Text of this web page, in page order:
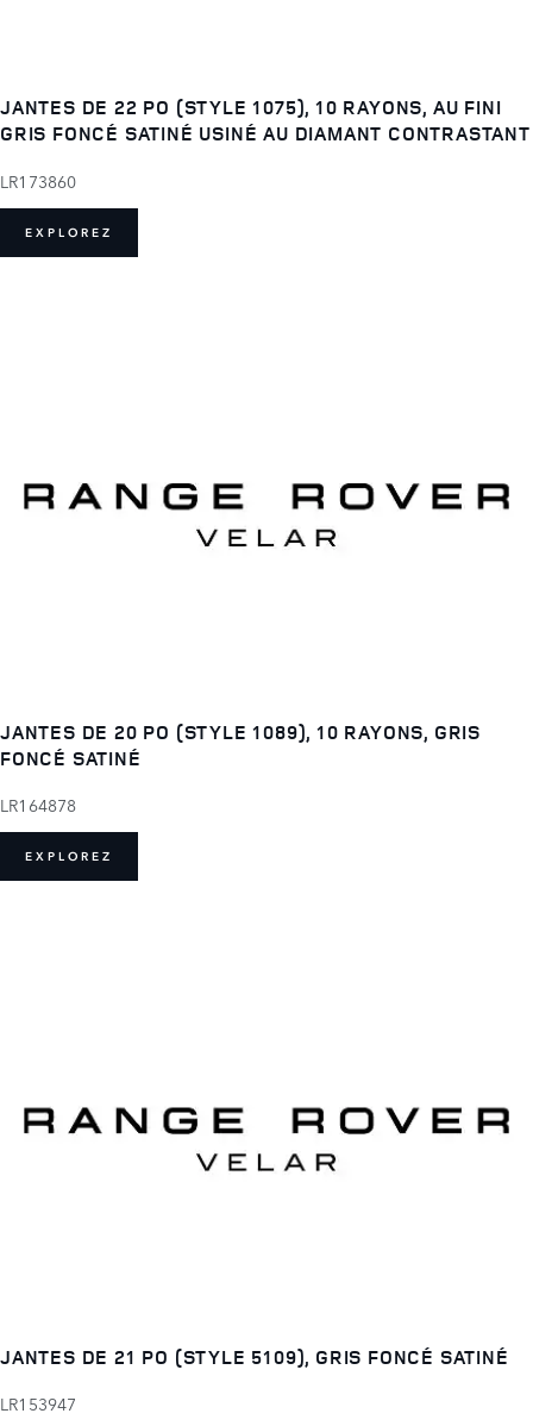
JANTES DE 22 PO (STYLE 1075), 10 RAYONS, AU FINI
GRIS FONCÉ SATINÉ USINÉ AU DIAMANT CONTRASTANT
LR173860
EXPLOREZ
JANTES DE 20 PO (STYLE 1089), 10 RAYONS, GRIS
FONCÉ SATINÉ
LR164878
EXPLOREZ
JANTES DE 21 PO (STYLE 5109), GRIS FONCÉ SATINÉ
LR153947